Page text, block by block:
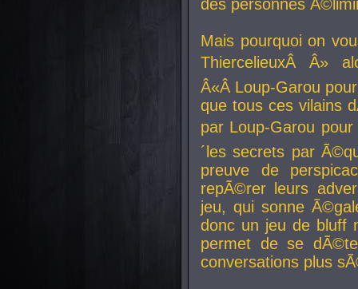
des personnes
Mais pourquoi on
ThiercelieuxÂ Â»
Â«Â Loup-Garou
que tous ces vilains
par Loup-Garou
´les secrets par
preuve de
repÃ©rer leurs
jeu, qui sonne
donc un jeu de bluff
permet de se
conversations plus